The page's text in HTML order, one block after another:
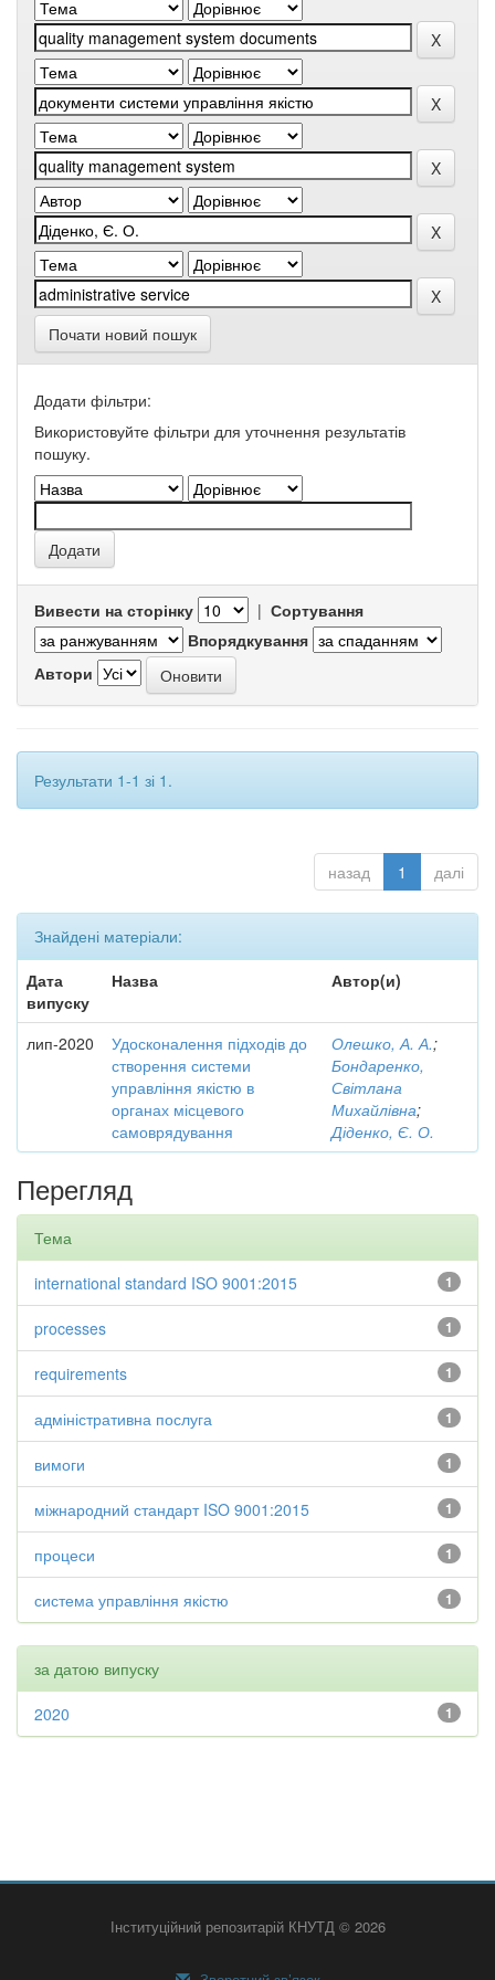
Почати новий пошук
Додати фільтри:
Використовуйте фільтри для уточнення результатів
пошуку.
Вивести на сторінку | Сортування
Впорядкування
Автори
Результати 1-1 зі 1.
назад 1 далі
Знайдені матеріали:
Дата
випуску
Назва Автор(и)
лип-2020
Удосконалення підходів до
створення системи
управління якістю в
органах місцевого
самоврядування
Олешко, А. А.;
Бондаренко,
Світлана
Михайлівна;
Діденко, Є. О.
Перегляд
Тема
1
international standard ISO 9001:2015
1
processes
1
requirements
1
адміністративна послуга
1
вимоги
1
міжнародний стандарт ISO 9001:2015
1
процеси
1
система управління якістю
за датою випуску
1
2020
Інституційний репозитарій КНУТД © 2026